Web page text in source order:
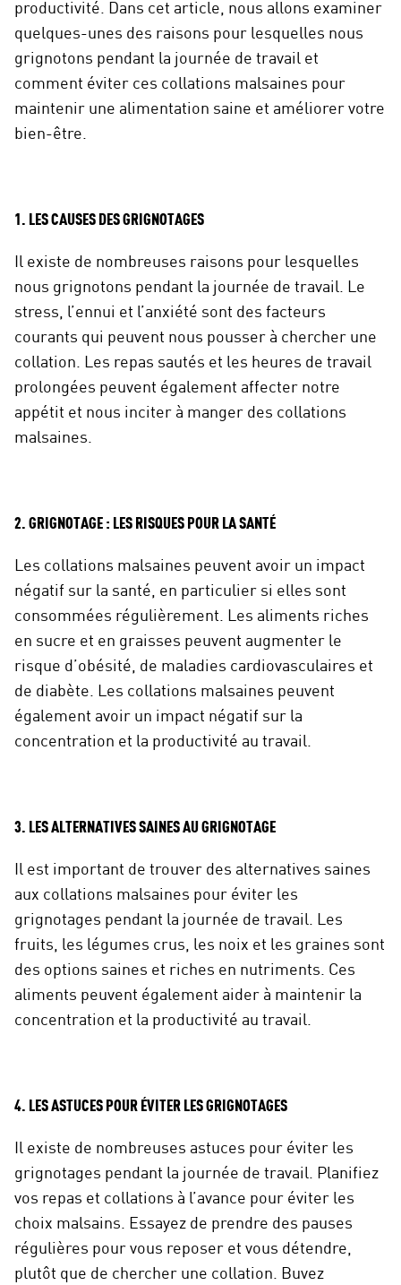
productivité. Dans cet article, nous allons examiner
quelques-unes des raisons pour lesquelles nous
grignotons pendant la journée de travail et
comment éviter ces collations malsaines pour
maintenir une alimentation saine et améliorer votre
bien-être.
1. LES CAUSES DES GRIGNOTAGES
Il existe de nombreuses raisons pour lesquelles
nous grignotons pendant la journée de travail. Le
stress, l’ennui et l’anxiété sont des facteurs
courants qui peuvent nous pousser à chercher une
collation. Les repas sautés et les heures de travail
prolongées peuvent également affecter notre
appétit et nous inciter à manger des collations
malsaines.
2. GRIGNOTAGE : LES RISQUES POUR LA SANTÉ
Les collations malsaines peuvent avoir un impact
négatif sur la santé, en particulier si elles sont
consommées régulièrement. Les aliments riches
en sucre et en graisses peuvent augmenter le
risque d’obésité, de maladies cardiovasculaires et
de diabète. Les collations malsaines peuvent
également avoir un impact négatif sur la
concentration et la productivité au travail.
3. LES ALTERNATIVES SAINES AU GRIGNOTAGE
Il est important de trouver des alternatives saines
aux collations malsaines pour éviter les
grignotages pendant la journée de travail. Les
fruits, les légumes crus, les noix et les graines sont
des options saines et riches en nutriments. Ces
aliments peuvent également aider à maintenir la
concentration et la productivité au travail.
4. LES ASTUCES POUR ÉVITER LES GRIGNOTAGES
Il existe de nombreuses astuces pour éviter les
grignotages pendant la journée de travail. Planifiez
vos repas et collations à l’avance pour éviter les
choix malsains. Essayez de prendre des pauses
régulières pour vous reposer et vous détendre,
plutôt que de chercher une collation. Buvez